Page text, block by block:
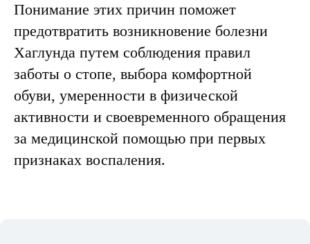
Понимание этих причин поможет
предотвратить возникновение болезни
Хаглунда путем соблюдения правил
заботы о стопе, выбора комфортной
обуви, умеренности в физической
активности и своевременного обращения
за медицинской помощью при первых
признаках воспаления.